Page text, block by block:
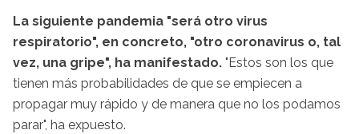
La siguiente pandemia "será otro virus
respiratorio", en concreto, "otro coronavirus o, tal
vez, una gripe", ha manifestado. "Estos son los que
tienen más probabilidades de que se empiecen a
propagar muy rápido y de manera que no los podamos
parar", ha expuesto.